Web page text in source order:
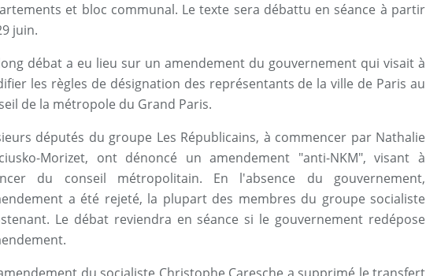
et bloc communal. Le texte sera débattu en séance à partir
juin.
débat a eu lieu sur un amendement du gouvernement qui visait à
les règles de désignation des représentants de la ville de Paris au
de la métropole du Grand Paris.
députés du groupe Les Républicains, à commencer par Nathalie
Morizet, ont dénoncé un amendement "anti-NKM", visant à
du conseil métropolitain. En l'absence du gouvernement,
a été rejeté, la plupart des membres du groupe socialiste
Le débat reviendra en séance si le gouvernement redépose